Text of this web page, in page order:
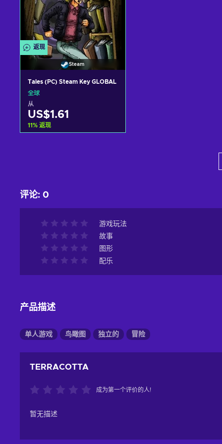
返现
Steam
Tales (PC) Steam Key GLOBAL
全球
从
US$1.61
11% 返现
评论: 0
游戏玩法
故事
图形
配乐
产品描述
单人游戏 鸟瞰图 独立的 冒险
TERRACOTTA
成为第一个评价的人!
暂无描述